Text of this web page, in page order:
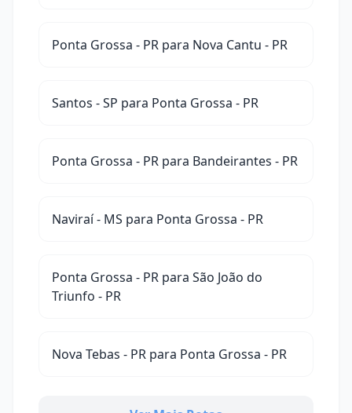
Ponta Grossa - PR para Nova Cantu - PR
Santos - SP para Ponta Grossa - PR
Ponta Grossa - PR para Bandeirantes - PR
Naviraí - MS para Ponta Grossa - PR
Ponta Grossa - PR para São João do
Triunfo - PR
Nova Tebas - PR para Ponta Grossa - PR